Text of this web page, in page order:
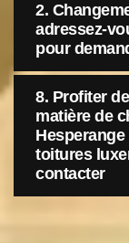
2.
adressez-
pour
8. Profiter
matière de
toitures
contacter